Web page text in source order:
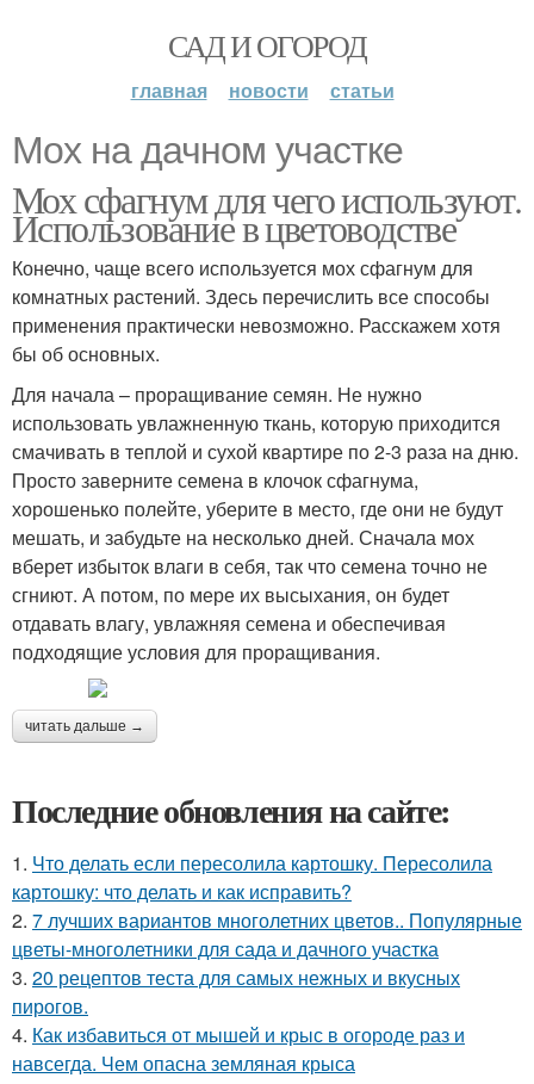
САД И ОГОРОД
главная новости статьи
Мох на дачном участке
Мох сфагнум для чего используют.
Использование в цветоводстве
Конечно, чаще всего используется мох сфагнум для
комнатных растений. Здесь перечислить все способы
применения практически невозможно. Расскажем хотя
бы об основных.
Для начала – проращивание семян. Не нужно
использовать увлажненную ткань, которую приходится
смачивать в теплой и сухой квартире по 2-3 раза на дню.
Просто заверните семена в клочок сфагнума,
хорошенько полейте, уберите в место, где они не будут
мешать, и забудьте на несколько дней. Сначала мох
вберет избыток влаги в себя, так что семена точно не
сгниют. А потом, по мере их высыхания, он будет
отдавать влагу, увлажняя семена и обеспечивая
подходящие условия для проращивания.
читать дальше →
Последние обновления на сайте:
1. Что делать если пересолила картошку. Пересолила
картошку: что делать и как исправить?
2. 7 лучших вариантов многолетних цветов.. Популярные
цветы-многолетники для сада и дачного участка
3. 20 рецептов теста для самых нежных и вкусных
пирогов.
4. Как избавиться от мышей и крыс в огороде раз и
навсегда. Чем опасна земляная крыса